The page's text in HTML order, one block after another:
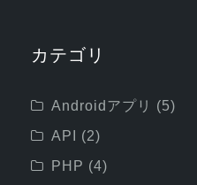
カテゴリ
Androidアプリ
(5)
API
(2)
PHP (4)